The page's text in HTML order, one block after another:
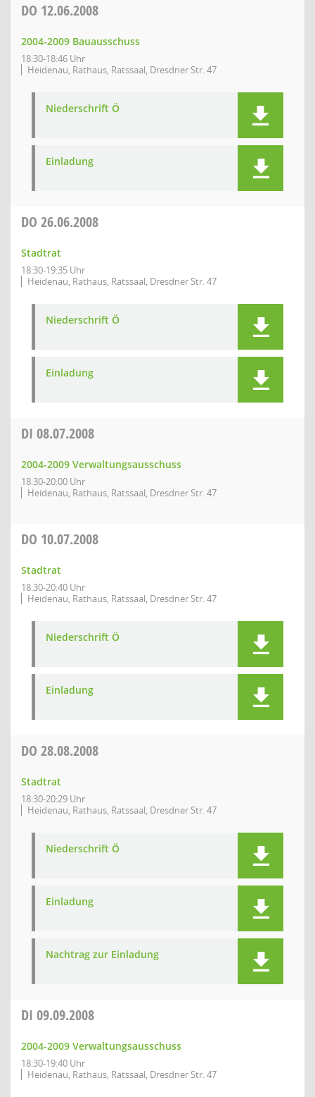
DO 12.06.2008
2004-2009 Bauausschuss
18:30-18:46 Uhr
Heidenau, Rathaus, Ratssaal, Dresdner Str. 47
Niederschrift Ö
Einladung
DO 26.06.2008
Stadtrat
18:30-19:35 Uhr
Heidenau, Rathaus, Ratssaal, Dresdner Str. 47
Niederschrift Ö
Einladung
DI 08.07.2008
2004-2009 Verwaltungsausschuss
18:30-20:00 Uhr
Heidenau, Rathaus, Ratssaal, Dresdner Str. 47
DO 10.07.2008
Stadtrat
18:30-20:40 Uhr
Heidenau, Rathaus, Ratssaal, Dresdner Str. 47
Niederschrift Ö
Einladung
DO 28.08.2008
Stadtrat
18:30-20:29 Uhr
Heidenau, Rathaus, Ratssaal, Dresdner Str. 47
Niederschrift Ö
Einladung
Nachtrag zur Einladung
DI 09.09.2008
2004-2009 Verwaltungsausschuss
18:30-19:40 Uhr
Heidenau, Rathaus, Ratssaal, Dresdner Str. 47